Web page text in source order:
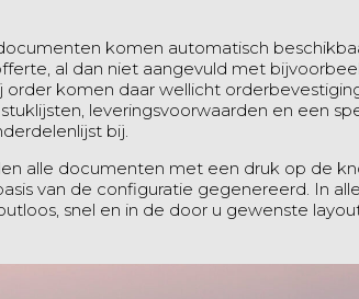
komen automatisch
al dan niet aangevuld met
order komen daar wellicht
leveringsvoorwaarden en een
bij.
alle documenten met een druk op de
van de configuratie gegenereerd. In
snel en in de door u gewenste